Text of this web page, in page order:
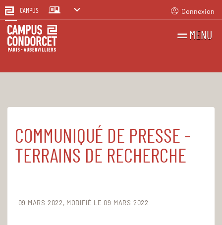
CAMPUS Connexion
MENU
Accueil Espace presse
COMMUNIQUÉ DE PRESSE -
TERRAINS DE RECHERCHE
09 MARS 2022 MODIFIÉ LE 09 MARS 2022